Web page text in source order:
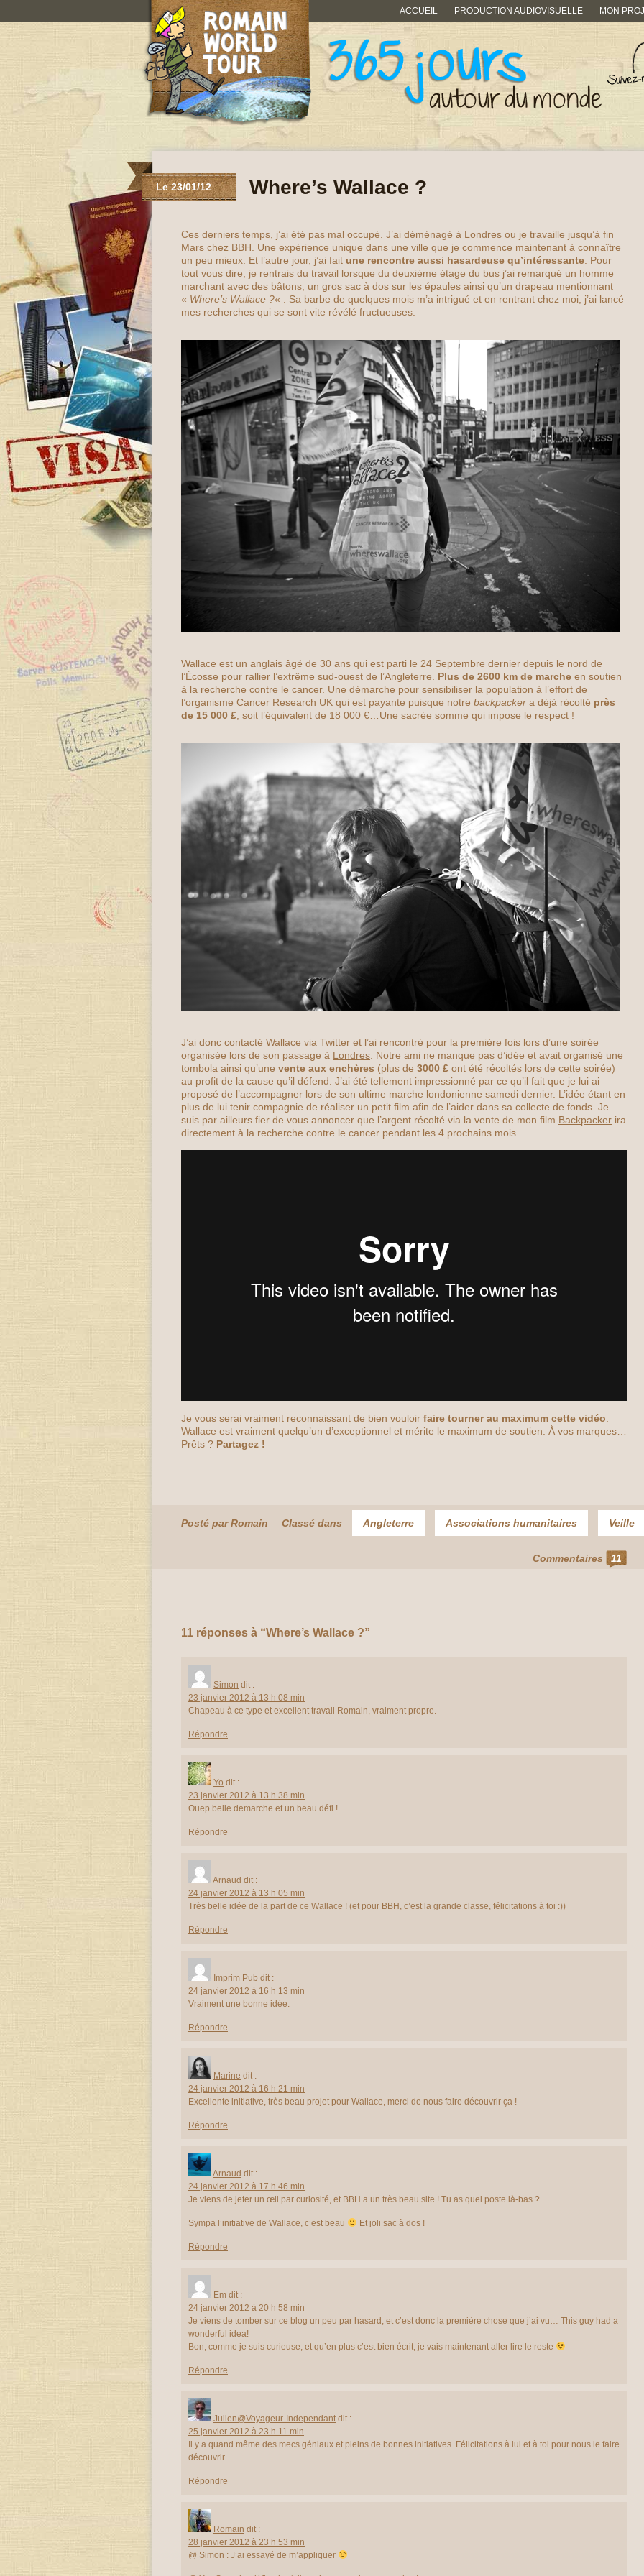
ACCUEIL PRODUCTION AUDIOVISUELLE MON
Le 23/01/12 Where’s Wallace ?
Ces derniers temps, j’ai été pas mal occupé. J’ai déménagé à Londres ou je travaille jusqu’à fin
Mars chez BBH . Une expérience unique dans une ville que je commence maintenant à connaître
un peu mieux. Et l’autre jour, j’ai fait une rencontre aussi hasardeuse qu’intéressante . Pour
tout vous dire, je rentrais du travail lorsque du deuxième étage du bus j’ai remarqué un homme
marchant avec des bâtons, un gros sac à dos sur les épaules ainsi qu’un drapeau mentionnant
« Where’s Wallace ?« . Sa barbe de quelques mois m’a intrigué et en rentrant chez moi, j’ai lancé
mes recherches qui se sont vite révélé fructueuses.
Wallace est un anglais âgé de 30 ans qui est parti le 24 Septembre dernier depuis le nord de
l’Écosse pour rallier l’extrême sud-ouest de l’Angleterre Plus de 2600 km de marche en soutien
à la recherche contre le cancer. Une démarche pour sensibiliser la population à l’effort de
l’organisme Cancer Research UK qui est payante puisque notre backpacker a déjà récolté près
de 15 000 £ , soit l’équivalent de 18 000 €…Une sacrée somme qui impose le respect !
J’ai donc contacté Wallace via Twitter et l’ai rencontré pour la première fois lors d’une soirée
organisée lors de son passage à Londres . Notre ami ne manque pas d’idée et avait organisé une
tombola ainsi qu’une vente aux enchères (plus de 3000 £ ont été récoltés lors de cette soirée)
au profit de la cause qu’il défend. J’ai été tellement impressionné par ce qu’il fait que je lui ai
proposé de l’accompagner lors de son ultime marche londonienne samedi dernier. L’idée étant en
plus de lui tenir compagnie de réaliser un petit film afin de l’aider dans sa collecte de fonds. Je
suis par ailleurs fier de vous annoncer que l’argent récolté via la vente de mon film Backpacker ira
directement à la recherche contre le cancer pendant les 4 prochains mois.
Je vous serai vraiment reconnaissant de bien vouloir faire tourner au maximum cette vidéo:
Wallace est vraiment quelqu’un d’exceptionnel et mérite le maximum de soutien. À vos marques…
Prêts ? Partagez !
Posté par Romain Classé dans Angleterre Associations humanitaires Veille
Commentaires 11
11 réponses à “Where’s Wallace ?”
Simon dit :
23 janvier 2012 à 13 h 08 min
Chapeau à ce type et excellent travail Romain, vraiment propre.
Répondre
Yo dit :
23 janvier 2012 à 13 h 38 min
Ouep belle demarche et un beau défi !
Répondre
Arnaud dit :
24 janvier 2012 à 13 h 05 min
Très belle idée de la part de ce Wallace ! (et pour BBH, c’est la grande classe, félicitations à toi :))
Répondre
Imprim Pub dit :
24 janvier 2012 à 16 h 13 min
Vraiment une bonne idée.
Répondre
Marine dit :
24 janvier 2012 à 16 h 21 min
Excellente initiative, très beau projet pour Wallace, merci de nous faire découvrir ça !
Répondre
Arnaud dit :
24 janvier 2012 à 17 h 46 min
Je viens de jeter un œil par curiosité, et BBH a un très beau site ! Tu as quel poste là-bas ?
Sympa l’initiative de Wallace, c’est beau Et joli sac à dos !
Répondre
Em dit :
24 janvier 2012 à 20 h 58 min
Je viens de tomber sur ce blog un peu par hasard, et c’est donc la première chose que j’ai vu… This guy had a
wonderful idea!
Bon, comme je suis curieuse, et qu’en plus c’est bien écrit, je vais maintenant aller lire le reste
Répondre
Julien@Voyageur-Independant dit :
25 janvier 2012 à 23 h 11 min
Il y a quand même des mecs géniaux et pleins de bonnes initiatives. Félicitations à lui et à toi pour nous le faire
découvrir…
Répondre
Romain dit :
28 janvier 2012 à 23 h 53 min
@ Simon : J’ai essayé de m’appliquer